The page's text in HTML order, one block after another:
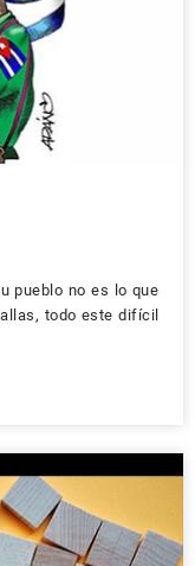
pueblo no es lo que
todo este difícil